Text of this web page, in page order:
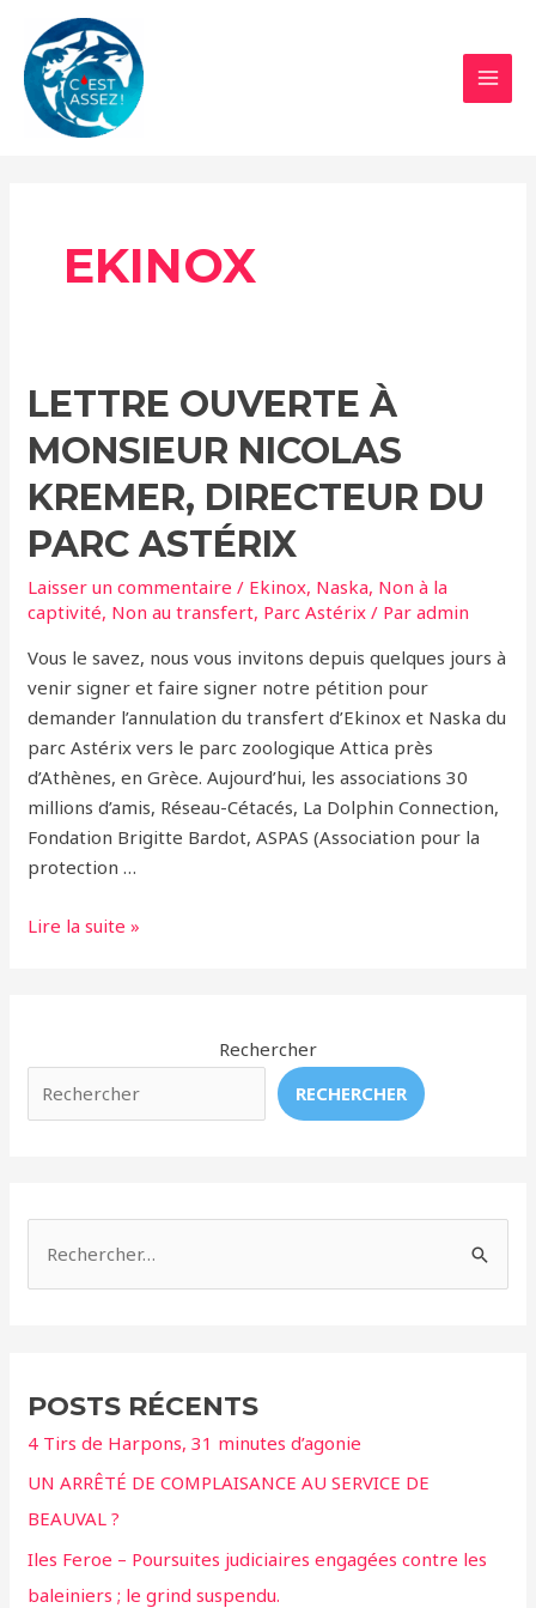
contenu
EKINOX
LETTRE OUVERTE À
MONSIEUR NICOLAS
KREMER, DIRECTEUR DU
PARC ASTÉRIX
Laisser un commentaire / Ekinox, Naska, Non à la
captivité, Non au transfert, Parc Astérix / Paradmin
Vous le savez, nous vous invitons depuis quelques jours à
venir signer et faire signer notre pétition pour
demander l’annulation du transfert d’Ekinox et Naska du
parc Astérix vers le parc zoologique Attica près
d’Athènes, en Grèce. Aujourd’hui, les associations 30
millions d’amis, Réseau-Cétacés, La Dolphin Connection,
Fondation Brigitte Bardot, ASPAS (Association pour la
protection …
Lettre
Kremer,
directeur
Lire la suite »
Rechercher
RECHERCHER
r
c
h
e
r
POSTS RÉCENTS
4 Tirs de Harpons, 31 minutes d’agonie
UN ARRÊTÉ DE COMPLAISANCE AU SERVICE DE
BEAUVAL ?
Iles Feroe – Poursuites judiciaires engagées contre les
baleiniers ; le grind suspendu.